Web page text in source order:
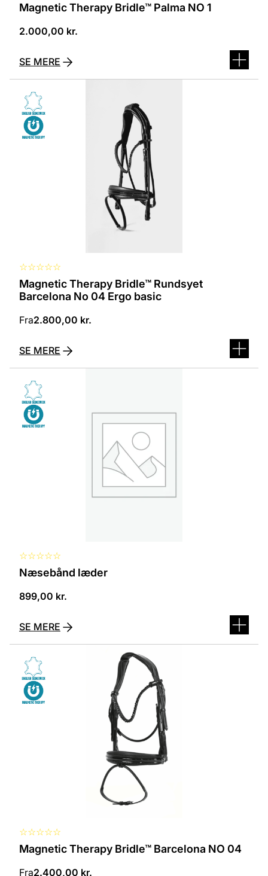
Magnetic Therapy Bridle™ Palma NO 1
2.000,00 kr.
SE MERE
☆☆☆☆☆
Magnetic Therapy Bridle™ Rundsyet
Barcelona No 04 Ergo basic
Fra2.800,00 kr.
vare
har
flere
varianter.
Mulighederne
SE MERE
☆☆☆☆☆
Næsebånd læder
899,00 kr.
SE MERE
☆☆☆☆☆
Magnetic Therapy Bridle™ Barcelona NO 04
Fra2.400,00 kr.
vare
har
flere
varianter.
Mulighederne